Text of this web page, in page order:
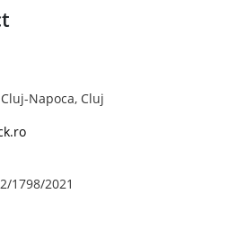
Napoca, Cluj
1798/2021